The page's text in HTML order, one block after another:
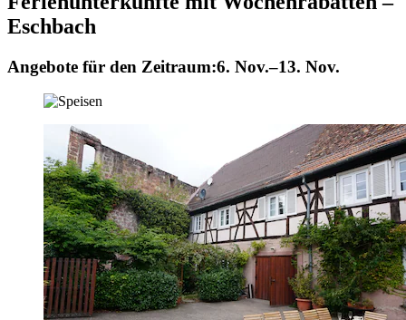
Eschbach
Angebote für den Zeitraum:6. Nov.–13. Nov.